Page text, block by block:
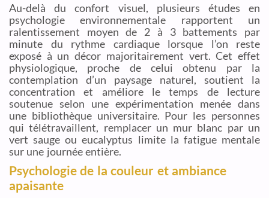
Au-delà du confort visuel, plusieurs études en
psychologie environnementale rapportent un
ralentissement moyen de 2 à 3 battements par
minute du rythme cardiaque lorsque l’on reste
exposé à un décor majoritairement vert. Cet effet
physiologique, proche de celui obtenu par la
contemplation d’un paysage naturel, soutient la
concentration et améliore le temps de lecture
soutenue selon une expérimentation menée dans
une bibliothèque universitaire. Pour les personnes
qui télétravaillent, remplacer un mur blanc par un
vert sauge ou eucalyptus limite la fatigue mentale
sur une journée entière.
Psychologie de la couleur et ambiance
apaisante